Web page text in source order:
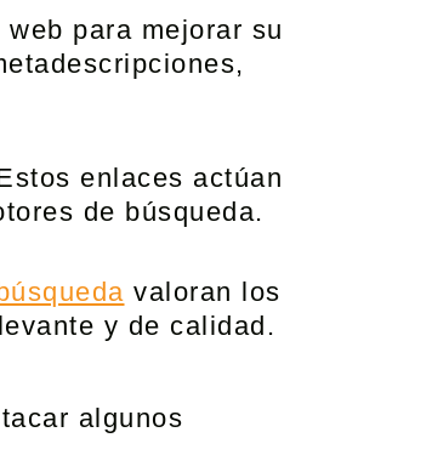
para mejorar su
enlaces actúan
de búsqueda.
valoran los
y de calidad.
algunos